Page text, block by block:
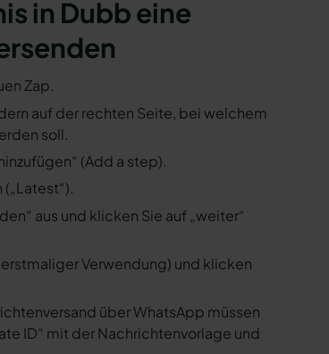
in Dubb eine
Zap.
auf der rechten Seite, bei welchem
soll.
(Add a step).
aus und klicken Sie auf „weiter“
Verwendung) und klicken
über WhatsApp müssen
ID“ mit der Nachrichtenvorlage und